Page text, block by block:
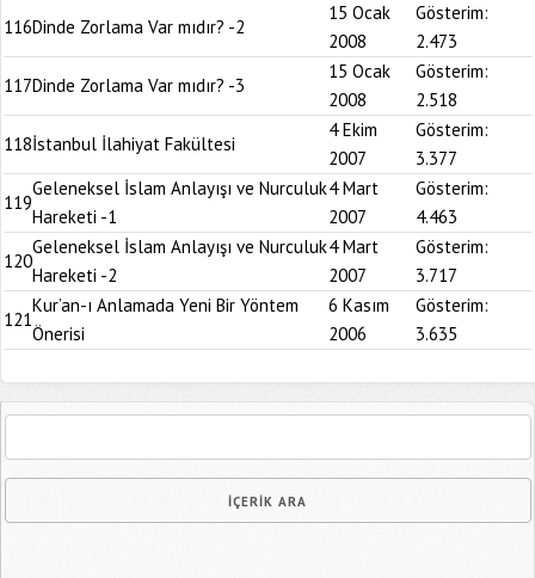
116Dinde Zorlama Var mıdır? -2
15 Ocak
2008
Gösterim:
2.473
117Dinde Zorlama Var mıdır? -3
15 Ocak
2008
Gösterim:
2.518
118İstanbul İlahiyat Fakültesi
4 Ekim
2007
Gösterim:
3.377
119
Geleneksel İslam Anlayışı ve Nurculuk
Hareketi -1
4 Mart
2007
Gösterim:
4.463
120
Geleneksel İslam Anlayışı ve Nurculuk
Hareketi -2
4 Mart
2007
Gösterim:
3.717
121
Kur’an-ı Anlamada Yeni Bir Yöntem
Önerisi
6 Kasım
2006
Gösterim:
3.635